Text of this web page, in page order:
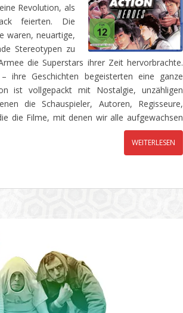
Revolution, als
feierten. Die
waren, neuartige,
Stereotypen zu
die Superstars ihrer Zeit hervorbrachte.
ihre Geschichten begeisterten eine ganze
ist vollgepackt mit Nostalgie, unzähligen
die Schauspieler, Autoren, Regisseure,
die Filme, mit denen wir alle aufgewachsen
WEITERLESEN